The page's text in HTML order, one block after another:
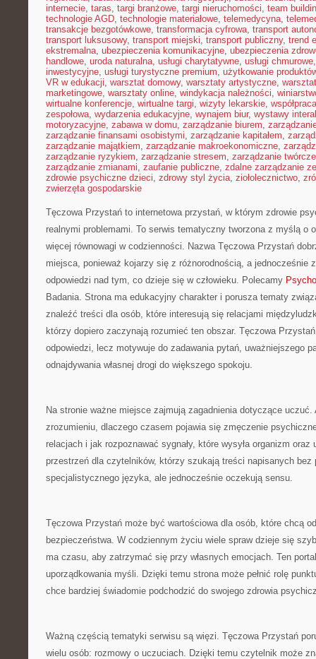
internecie, taras, targi branżowe, targi nieruchomości, team
technologie AGD, technologie materiałowe, telemedycyna,
transakcje bezgotówkowe, transformacja cyfrowa, transport
transport luksusowy, transport miejski, transport publiczny, trend
ekstremalna, ubezpieczenia komunikacyjne, ubezpieczenia
handlowe, uroda naturalna, usługi charytatywne, usługi chmurowe
inwestycyjne, usługi turystyczne premium, użytkowanie
VR w edukacji, warsztat domowy, warsztaty artystyczne,
marketingowe, warsztaty online, windykacja należności,
wirtualne konferencje, wirtualne targi, wizyty lekarskie,
zespołowa, wydarzenia edukacyjne, wynajem biur, wystawy
motoryzacyjne, zabawa w domu, zarządzanie biurem,
zarządzanie finansami osobistymi, zarządzanie kapitałem,
zarządzanie majątkiem, zarządzanie makroekonomiczne,
zarządzanie ryzykiem, zarządzanie stresem, zarządzanie twórcze
zarządzanie zmianami, zaufanie publiczne, zdalne zarządzanie
zdrowie psychiczne dzieci, zdrowy styl życia, ziołolecznictwo,
zwierzęta gospodarskie
Tęczowa Przystań to internetowa przystań, w którym zdrowie
realnymi problemami. To serwis tematyczny tworzona z myślą o
więcej równowagi w codzienności. Nazwa Tęczowa Przystań
miejsca, ponieważ kojarzy się z różnorodnością, a jednocześnie
odpowiedzi nad tym, co dzieje się w człowieku. Polecamy
Badania. Strona ma edukacyjny charakter i porusza tematy
znaleźć treści dla osób, które interesują się relacjami
którzy dopiero zaczynają rozumieć ten obszar. Tęczowa
odpowiedzi, lecz motywuje do zadawania pytań, uważniejszego
odnajdywania własnej drogi do większego spokoju.
Na stronie ważne miejsce zajmują zagadnienia dotyczące uczuć.
zrozumieniu, dlaczego czasem pojawia się zmęczenie
relacjach i jak rozpoznawać sygnały, które wysyła organizm oraz
przestrzeń dla czytelników, którzy szukają treści napisanych bez
specjalistycznego języka, ale jednocześnie oczekują sensu.
Tęczowa Przystań może być wartościowa dla osób, które chcą
bezpieczeństwa. W codziennym życiu wiele spraw dzieje się
ma czasu, aby zatrzymać się przy własnych emocjach. Ten
uporządkowania myśli. Dzięki temu strona może pełnić rolę
chce bardziej świadomie podchodzić do swojego zdrowia
Ważną częścią tematyki serwisu są więzi. Tęczowa Przystań
wielu osób: rozmowy o uczuciach. Dzięki temu czytelnik może